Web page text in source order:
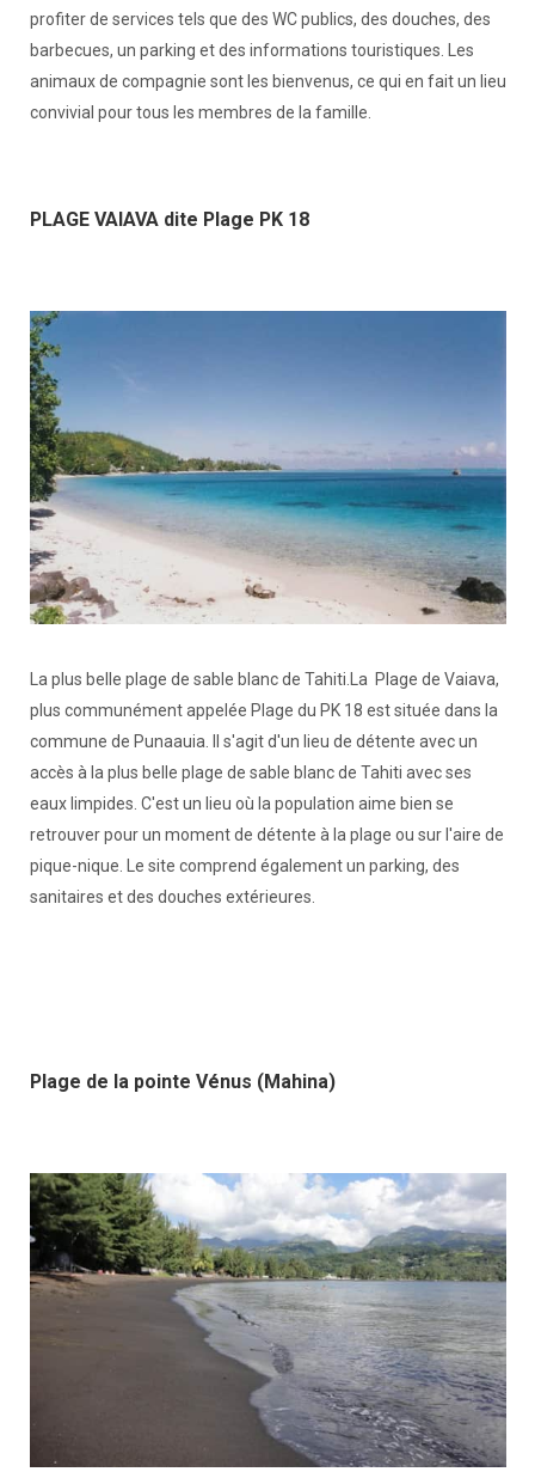
profiter de services tels que des WC publics, des douches, des
barbecues, un parking et des informations touristiques. Les
animaux de compagnie sont les bienvenus, ce qui en fait un lieu
convivial pour tous les membres de la famille.
PLAGE VAIAVA dite Plage PK 18
La plus belle plage de sable blanc de Tahiti.La Plage de Vaiava,
plus communément appelée Plage du PK 18 est située dans la
commune de Punaauia. Il s'agit d'un lieu de détente avec un
accès à la plus belle plage de sable blanc de Tahiti avec ses
eaux limpides. C'est un lieu où la population aime bien se
retrouver pour un moment de détente à la plage ou sur l'aire de
pique-nique. Le site comprend également un parking, des
sanitaires et des douches extérieures.
Plage de la pointe Vénus (Mahina)